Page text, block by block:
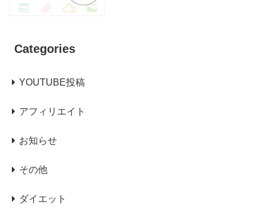
Categories
YOUTUBE投稿
アフィリエイト
お知らせ
その他
ダイエット